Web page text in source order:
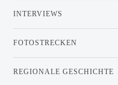
INTERVIEWS
FOTOSTRECKEN
REGIONALE GESCHICHTE